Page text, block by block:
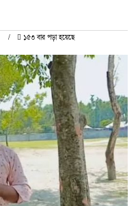
১৫৩ বার পড়া হয়েছে